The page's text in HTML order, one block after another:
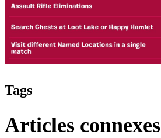
Tags
Articles connexes